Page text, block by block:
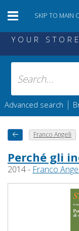
SKIP TO MAIN
YOUR
Advanced search |
Franco Angeli
Perché gli
2014 - Franco